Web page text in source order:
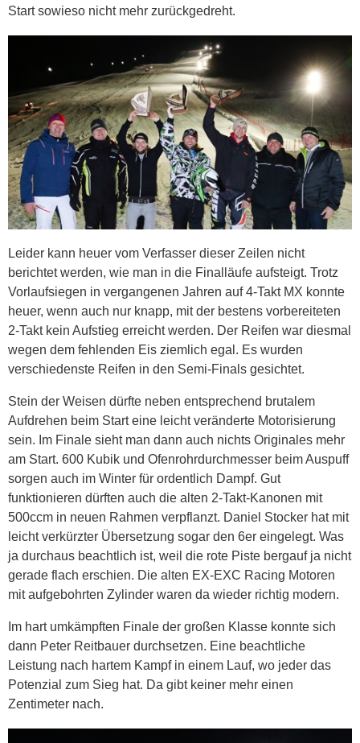
Start sowieso nicht mehr zurückgedreht.
Leider kann heuer vom Verfasser dieser Zeilen nicht
berichtet werden, wie man in die Finalläufe aufsteigt. Trotz
Vorlaufsiegen in vergangenen Jahren auf 4-Takt MX konnte
heuer, wenn auch nur knapp, mit der bestens vorbereiteten
2-Takt kein Aufstieg erreicht werden. Der Reifen war diesmal
wegen dem fehlenden Eis ziemlich egal. Es wurden
verschiedenste Reifen in den Semi-Finals gesichtet.
Stein der Weisen dürfte neben entsprechend brutalem
Aufdrehen beim Start eine leicht veränderte Motorisierung
sein. Im Finale sieht man dann auch nichts Originales mehr
am Start. 600 Kubik und Ofenrohrdurchmesser beim Auspuff
sorgen auch im Winter für ordentlich Dampf. Gut
funktionieren dürften auch die alten 2-Takt-Kanonen mit
500ccm in neuen Rahmen verpflanzt. Daniel Stocker hat mit
leicht verkürzter Übersetzung sogar den 6er eingelegt. Was
ja durchaus beachtlich ist, weil die rote Piste bergauf ja nicht
gerade flach erschien. Die alten EX-EXC Racing Motoren
mit aufgebohrten Zylinder waren da wieder richtig modern.
Im hart umkämpften Finale der großen Klasse konnte sich
dann Peter Reitbauer durchsetzen. Eine beachtliche
Leistung nach hartem Kampf in einem Lauf, wo jeder das
Potenzial zum Sieg hat. Da gibt keiner mehr einen
Zentimeter nach.